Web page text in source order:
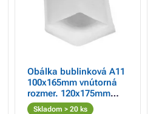
Obálka bublinková A11
100x165mm vnútorná
rozmer. 120x175mm
vonkajší rozmer.
Skladom > 20 ks